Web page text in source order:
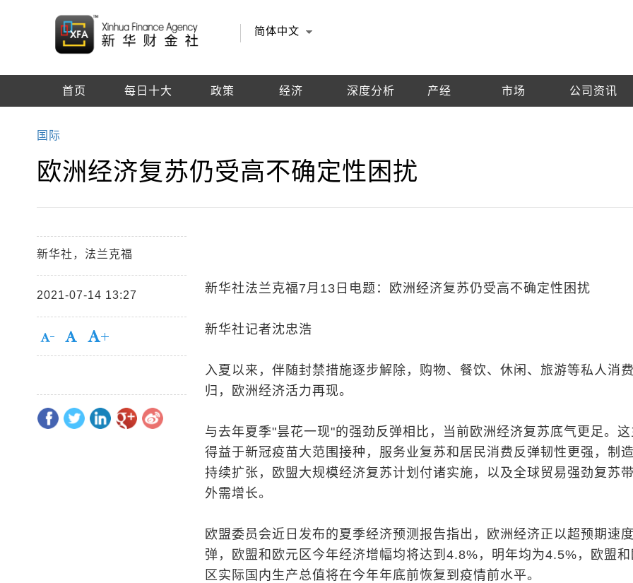
简体中文
首页 每日十大 政策 经济 深度分析 产经 市场 公司资讯
国际
欧洲经济复苏仍受高不确定性困扰
新华社，法兰克福
2021-07-14 13:27 新华社法兰克福7月13日电题：欧洲经济复苏仍受高不确定性困扰
新华社记者沈忠浩
入夏以来，伴随封禁措施逐步解除，购物、餐饮、休闲、旅游等私人消
归，欧洲经济活力再现。
与去年夏季"昙花一现"的强劲反弹相比，当前欧洲经济复苏底气更足。
得益于新冠疫苗大范围接种，服务业复苏和居民消费反弹韧性更强，制
持续扩张，欧盟大规模经济复苏计划付诸实施，以及全球贸易强劲复苏
外需增长。
欧盟委员会近日发布的夏季经济预测报告指出，欧洲经济正以超预期速
弹，欧盟和欧元区今年经济增幅均将达到4.8%，明年均为4.5%，欧盟
区实际国内生产总值将在今年年底前恢复到疫情前水平。